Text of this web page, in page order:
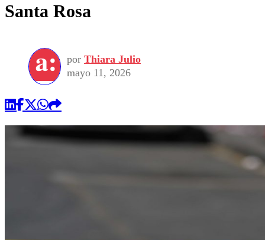
Santa Rosa
por Thiara Julio
mayo 11, 2026